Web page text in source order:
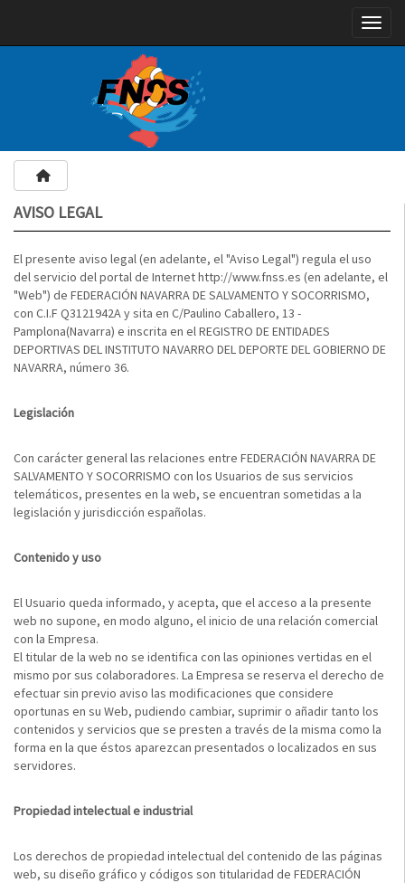
AVISO LEGAL
El presente aviso legal (en adelante, el "Aviso Legal") regula el uso
del servicio del portal de Internet http://www.fnss.es (en adelante, el
"Web") de FEDERACIÓN NAVARRA DE SALVAMENTO Y SOCORRISMO,
con C.I.F Q3121942Ay sita en C/Paulino Caballero, 13 -
Pamplona(Navarra) e inscrita en el REGISTRO DE ENTIDADES
DEPORTIVAS DEL INSTITUTO NAVARRO DEL DEPORTE DEL GOBIERNO DE
NAVARRA, número 36.
Legislación
Con carácter general las relaciones entre FEDERACIÓN NAVARRA DE
SALVAMENTO Y SOCORRISMO con los Usuarios de sus servicios
telemáticos, presentes en la web, se encuentran sometidas a la
legislación y jurisdicción españolas.
Contenido y uso
El Usuario queda informado, y acepta, que el acceso a la presente
web no supone, en modo alguno, el inicio de una relación comercial
con la Empresa.
El titular de la web no se identifica con las opiniones vertidas en el
mismo por sus colaboradores. La Empresa se reserva el derecho de
efectuar sin previo aviso las modificaciones que considere
oportunas en su Web, pudiendo cambiar, suprimir o añadir tanto los
contenidos y servicios que se presten a través de la misma como la
forma en la que éstos aparezcan presentados o localizados en sus
servidores.
Propiedad intelectual e industrial
Los derechos de propiedad intelectual del contenido de las páginas
web, su diseño gráfico y códigos son titularidad de FEDERACIÓN